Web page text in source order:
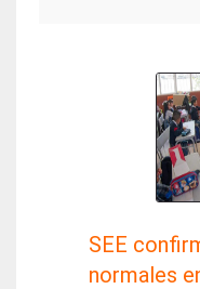
SEE
normales